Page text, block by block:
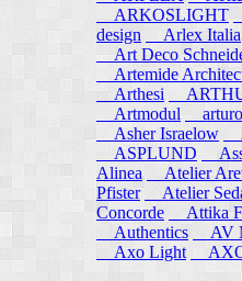
ARKOSLIGHT
design
Arlex Italia
Art Deco
Artemide
Arthesi
Artmodul
arturo
Asher Israelow
ASPLUND
Alinea
Atelier
Pfister
Atelier
Concorde
Attika
Authentics
AV
Axo Light